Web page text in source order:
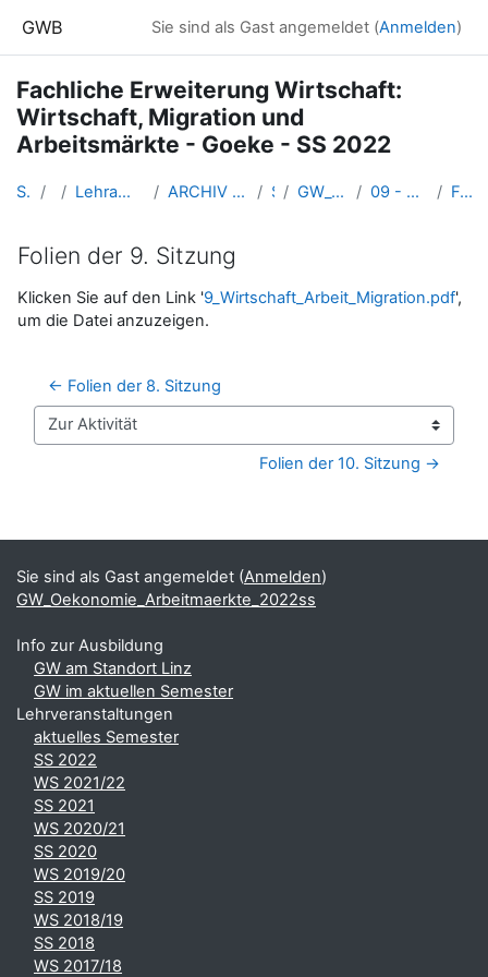
GWB Sie sind als Gast angemeldet (Anmelden)
Fachliche Erweiterung Wirtschaft:
Wirtschaft, Migration und
Arbeitsmärkte - Goeke - SS 2022
Startseite Kurse Lehramtsausbildung GW im Cluster Österreich Mitte ARCHIV - Lehrveranstaltungen am Standort Linz - seit 2016 SS_2022 GW_Oekonomie_Arbeitmaerkte_2022ss 09 - 09.06.2022: Migration und Schulbücher Folien der 9. Sitzung
Folien der 9. Sitzung
Abschlussbedingungen
Klicken Sie auf den Link '9_Wirtschaft_Arbeit_Migration.pdf',
um die Datei anzuzeigen.
← Folien der 8. Sitzung
Zur Aktivität
Folien der 10. Sitzung →
Ergänzungsblöcke
Sie sind als Gast angemeldet (Anmelden)
GW_Oekonomie_Arbeitmaerkte_2022ss
Info zur Ausbildung
GW am Standort Linz
GW im aktuellen Semester
Lehrveranstaltungen
aktuelles Semester
SS 2022
WS 2021/22
SS 2021
WS 2020/21
SS 2020
WS 2019/20
SS 2019
WS 2018/19
SS 2018
WS 2017/18